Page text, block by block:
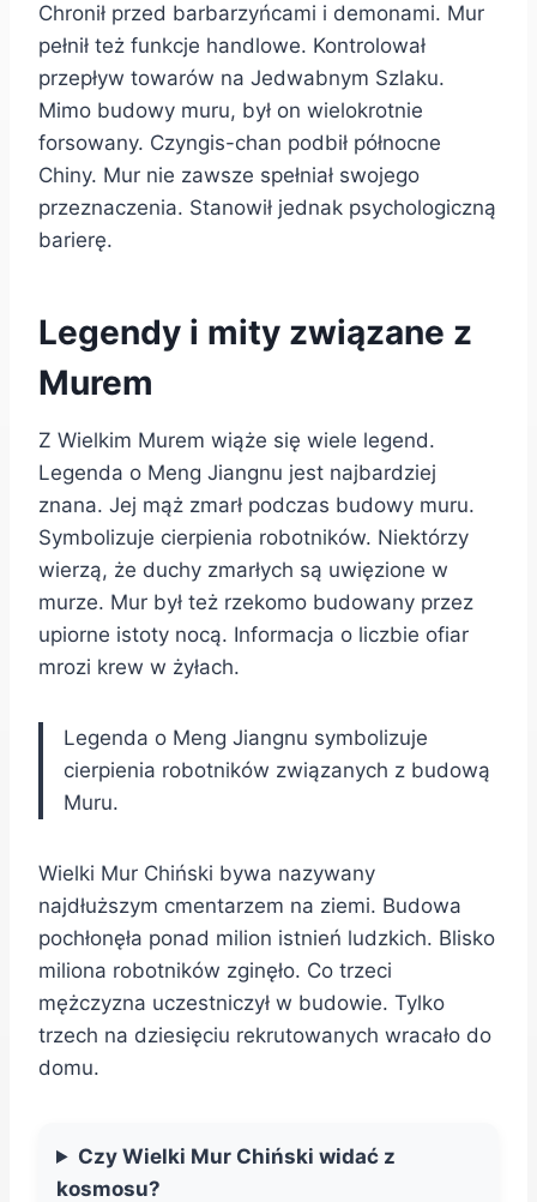
Chronił przed barbarzyńcami i demonami. Mur
pełnił też funkcje handlowe. Kontrolował
przepływ towarów na Jedwabnym Szlaku.
Mimo budowy muru, był on wielokrotnie
forsowany. Czyngis-chan podbił północne
Chiny. Mur nie zawsze spełniał swojego
przeznaczenia. Stanowił jednak psychologiczną
barierę.
Legendy i mity związane z
Murem
Z Wielkim Murem wiąże się wiele legend.
Legenda o Meng Jiangnu jest najbardziej
znana. Jej mąż zmarł podczas budowy muru.
Symbolizuje cierpienia robotników. Niektórzy
wierzą, że duchy zmarłych są uwięzione w
murze. Mur był też rzekomo budowany przez
upiorne istoty nocą. Informacja o liczbie ofiar
mrozi krew w żyłach.
Legenda o Meng Jiangnu symbolizuje
cierpienia robotników związanych z budową
Muru.
Wielki Mur Chiński bywa nazywany
najdłuższym cmentarzem na ziemi. Budowa
pochłonęła ponad milion istnień ludzkich. Blisko
miliona robotników zginęło. Co trzeci
mężczyzna uczestniczył w budowie. Tylko
trzech na dziesięciu rekrutowanych wracało do
domu.
Czy Wielki Mur Chiński widać z
kosmosu?